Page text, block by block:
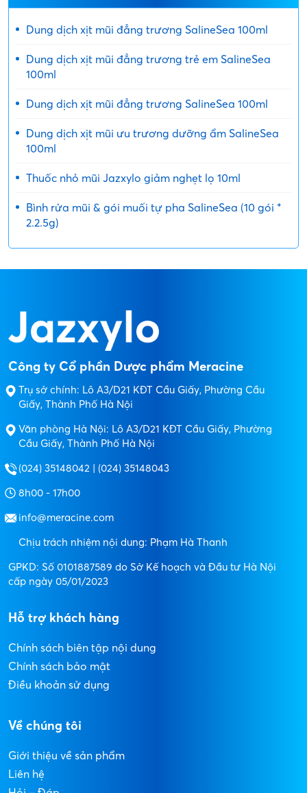
Dung dịch xịt mũi đẳng trương SalineSea 100ml
Dung dịch xịt mũi đẳng trương trẻ em SalineSea
100ml
Dung dịch xịt mũi đẳng trương SalineSea 100ml
Dung dịch xịt mũi ưu trương dưỡng ẩm SalineSea
100ml
Thuốc nhỏ mũi Jazxylo giảm nghẹt lọ 10ml
Bình rửa mũi & gói muối tự pha SalineSea (10 gói *
2.2.5g)
Công ty Cổ phần Dược phẩm Meracine
Trụ sở chính: Lô A3/D21 KĐT Cầu Giấy, Phường Cầu
Giấy, Thành Phố Hà Nội
Văn phòng Hà Nội: Lô A3/D21 KĐT Cầu Giấy, Phường
Cầu Giấy, Thành Phố Hà Nội
(024) 35148042 | (024) 35148043
8h00 - 17h00
info@meracine.com
Chịu trách nhiệm nội dung: Phạm Hà Thanh
GPKD: Số 0101887589 do Sở Kế hoạch và Đầu tư Hà Nội
cấp ngày 05/01/2023
Hỗ trợ khách hàng
Chính sách biên tập nội dung
Chính sách bảo mật
Điều khoản sử dụng
Về chúng tôi
Giới thiệu về sản phẩm
Liên hệ